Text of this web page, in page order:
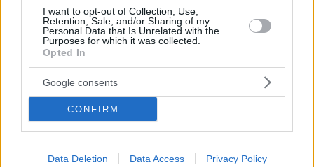
I want to opt-out of Collection, Use,
Retention, Sale, and/or Sharing of my
Personal Data that Is Unrelated with the
Purposes for which it was collected.
Opted In
Google consents
CONFIRM
Data Deletion Data Access Privacy Policy
Hirdetés